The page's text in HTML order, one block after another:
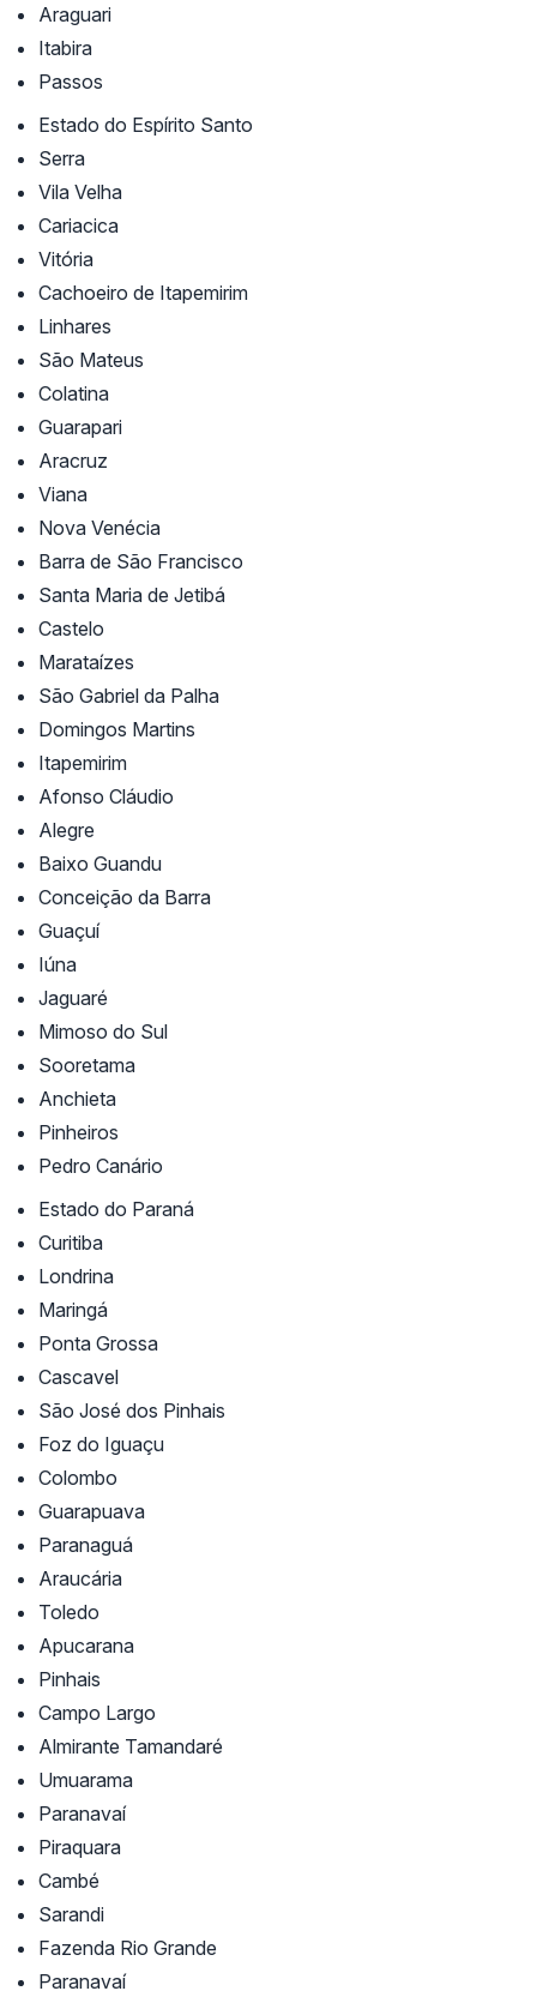
Araguari
Itabira
Passos
Estado do Espírito Santo
Serra
Vila Velha
Cariacica
Vitória
Cachoeiro de Itapemirim
Linhares
São Mateus
Colatina
Guarapari
Aracruz
Viana
Nova Venécia
Barra de São Francisco
Santa Maria de Jetibá
Castelo
Marataízes
São Gabriel da Palha
Domingos Martins
Itapemirim
Afonso Cláudio
Alegre
Baixo Guandu
Conceição da Barra
Guaçuí
Iúna
Jaguaré
Mimoso do Sul
Sooretama
Anchieta
Pinheiros
Pedro Canário
Estado do Paraná
Curitiba
Londrina
Maringá
Ponta Grossa
Cascavel
São José dos Pinhais
Foz do Iguaçu
Colombo
Guarapuava
Paranaguá
Araucária
Toledo
Apucarana
Pinhais
Campo Largo
Almirante Tamandaré
Umuarama
Paranavaí
Piraquara
Cambé
Sarandi
Fazenda Rio Grande
Paranavaí